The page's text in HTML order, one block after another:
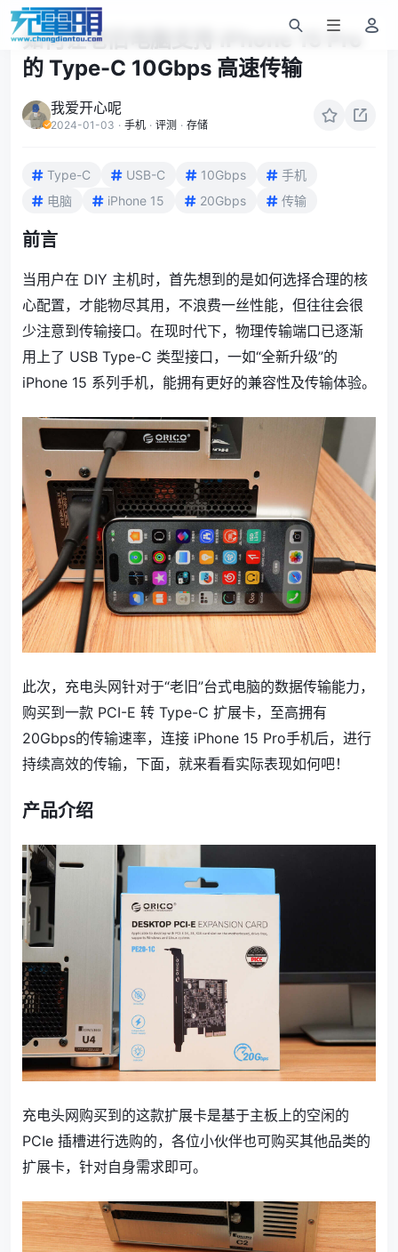
如何让老旧电脑支持 iPhone 15 Pro
的 Type-C 10Gbps 高速传输
我爱开心呢
2024-01-03 · 手机 · 评测 · 存储
Type-C USB-C 10Gbps
手机
电脑
iPhone 15 20Gbps 传输
前言
当用户在 DIY 主机时，首先想到的是如何选择合理的核
心配置，才能物尽其用，不浪费一丝性能，但往往会很
少注意到传输接口。在现时代下，物理传输端口已逐渐
用上了 USB Type-C 类型接口，一如“全新升级”的
iPhone 15 系列手机，能拥有更好的兼容性及传输体验。
此次，充电头网针对于“老旧”台式电脑的数据传输能力，
购买到一款 PCI-E 转 Type-C 扩展卡，至高拥有
20Gbps的传输速率，连接 iPhone 15 Pro手机后，进行
持续高效的传输，下面，就来看看实际表现如何吧！
产品介绍
充电头网购买到的这款扩展卡是基于主板上的空闲的
PCIe 插槽进行选购的，各位小伙伴也可购买其他品类的
扩展卡，针对自身需求即可。